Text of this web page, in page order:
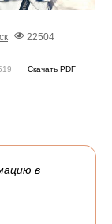
22504
Скачать PDF
в